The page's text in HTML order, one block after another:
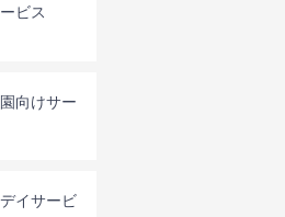
ビス
向けサー
イサービ